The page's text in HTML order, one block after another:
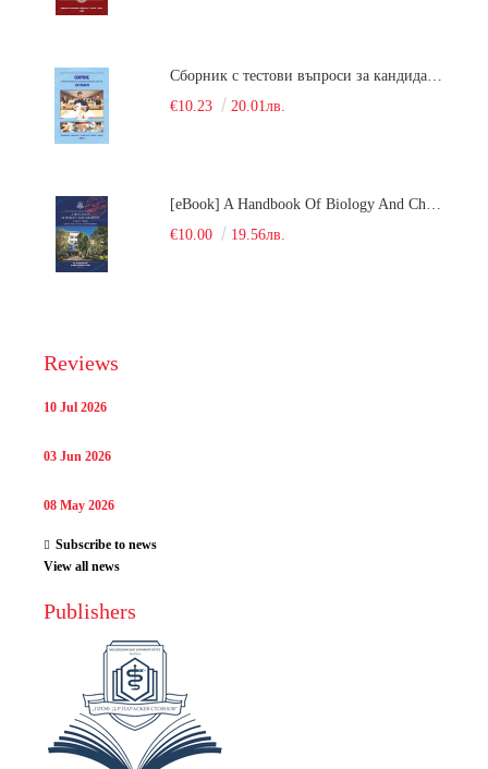
Сборник с тестови въпроси за кандидатстудентски изпит по химия. 2018
€10.23
20.01лв.
[eBook] A Handbook Of Biology And Chemistry Test Items For The Entrance Tests At Medical University Of Varna (Fourth Revised Edition)
€10.00
19.56лв.
Reviews
10 Jul 2026
03 Jun 2026
08 May 2026
Subscribe to news
View all news
Publishers